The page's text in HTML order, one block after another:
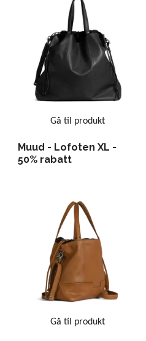
Gå til produkt
Muud - Lofoten XL -
50% rabatt
Gå til produkt